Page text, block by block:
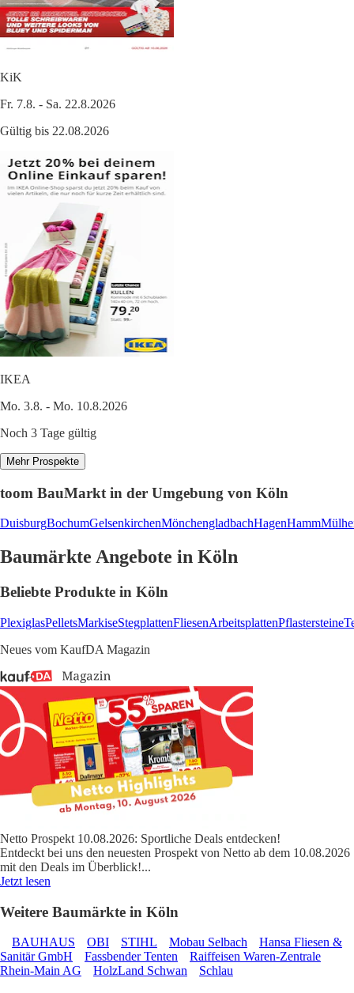
KiK
Fr. 7.8. - Sa. 22.8.2026
Gültig bis 22.08.2026
IKEA
Mo. 3.8. - Mo. 10.8.2026
Noch 3 Tage gültig
Mehr Prospekte
toom BauMarkt in der Umgebung von Köln
DuisburgBochumGelsenkirchenMönchengladbachHagenHamm
Baumärkte Angebote in Köln
Beliebte Produkte in Köln
PlexiglasPelletsMarkiseStegplattenFliesenArbeitsplattenPflastersteine
Neues vom KaufDA Magazin
Netto Prospekt 10.08.2026: Sportliche Deals entdecken!
Entdeckt bei uns den neuesten Prospekt von Netto ab dem 10.08.2026
mit den Deals im Überblick!...
Jetzt lesen
Weitere Baumärkte in Köln
BAUHAUS OBI STIHL Mobau Selbach
Hansa Fliesen &
Sanitär GmbH
Fassbender Tenten
Raiffeisen Waren-Zentrale
Rhein-Main AG
HolzLand Schwan Schlau